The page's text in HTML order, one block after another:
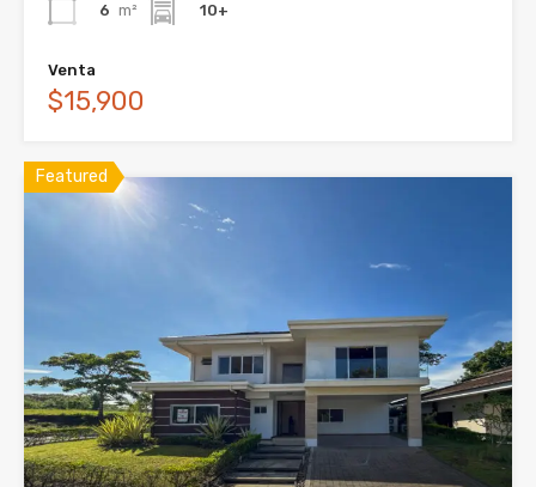
6 m²
10+
Venta
$15,900
Featured